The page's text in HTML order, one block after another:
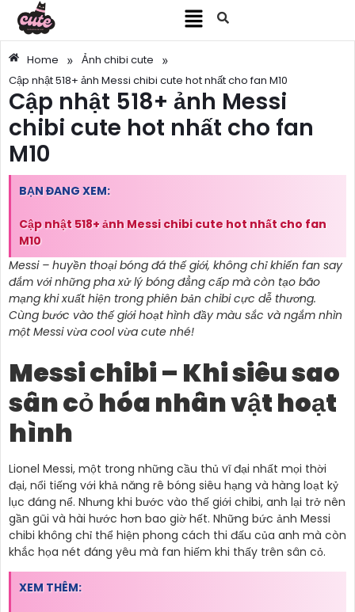
Home » Ảnh chibi cute »
Cập nhật 518+ ảnh Messi chibi cute hot nhất cho fan M10
Cập nhật 518+ ảnh Messi
chibi cute hot nhất cho fan
M10
BẠN ĐANG XEM:
Cập nhật 518+ ảnh Messi chibi cute hot nhất cho fan
M10
Messi – huyền thoại bóng đá thế giới, không chỉ khiến fan say
đắm với những pha xử lý bóng đẳng cấp mà còn tạo bão
mạng khi xuất hiện trong phiên bản chibi cực dễ thương.
Cùng bước vào thế giới hoạt hình đầy màu sắc và ngắm nhìn
một Messi vừa cool vừa cute nhé!
Messi chibi – Khi siêu sao
sân cỏ hóa nhân vật hoạt
hình
Lionel Messi, một trong những cầu thủ vĩ đại nhất mọi thời
đại, nổi tiếng với khả năng rê bóng siêu hạng và hàng loạt kỷ
lục đáng nể. Nhưng khi bước vào thế giới chibi, anh lại trở nên
gần gũi và hài hước hơn bao giờ hết. Những bức ảnh Messi
chibi không chỉ thể hiện phong cách thi đấu của anh mà còn
khắc họa nét đáng yêu mà fan hiếm khi thấy trên sân cỏ.
XEM THÊM: